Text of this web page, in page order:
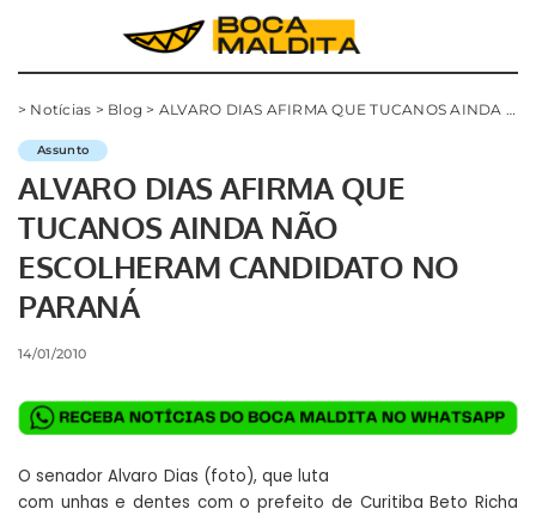
> Notícias > Blog > ALVARO DIAS AFIRMA QUE TUCANOS AINDA NÃO ESCOLHERAM CANDIDATO NO PARANÁ
Assunto
ALVARO DIAS AFIRMA QUE
TUCANOS AINDA NÃO
ESCOLHERAM CANDIDATO NO
PARANÁ
14/01/2010
O senador Alvaro Dias (foto), que luta
com unhas e dentes com o prefeito de Curitiba Beto Richa